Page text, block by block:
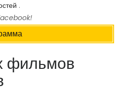
.
фильмов